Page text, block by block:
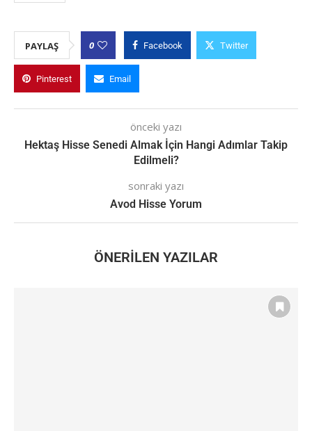
PAYLAŞ 0 Facebook Twitter
Pinterest Email
önceki yazı
Hektaş Hisse Senedi Almak İçin Hangi Adımlar Takip
Edilmeli?
sonraki yazı
Avod Hisse Yorum
ÖNERILEN YAZILAR